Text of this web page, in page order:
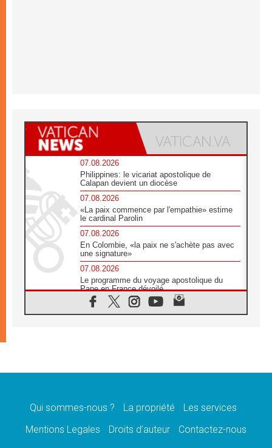
07.08.2026
Philippines: le vicariat apostolique de
Calapan devient un diocèse
07.08.2026
«La paix commence par l'empathie» estime
le cardinal Parolin
07.08.2026
En Colombie, «la paix ne s'achète pas avec
une signature»
07.08.2026
Le programme du voyage apostolique du
Pape en France dévoilé
07.08.2026
1ère Conférence continentale sur l'éducation
07.08.2026
07.08.2026
lancement des «dix jours de prière pour la
Qui sommes-nous ? La propriété
Les services
Mentions Legales
Droits d’auteur Contactez-nous